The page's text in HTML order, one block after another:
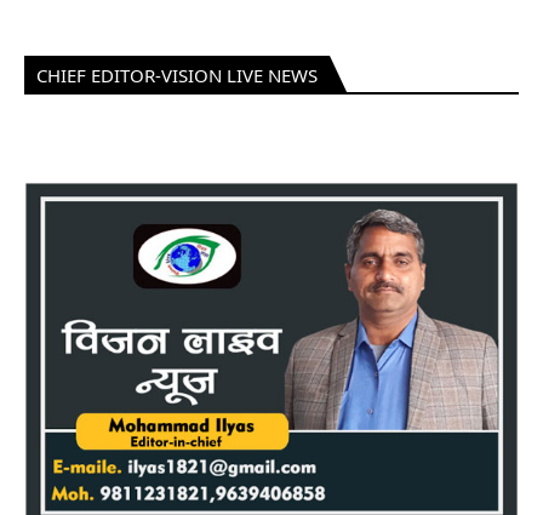
CHIEF EDITOR-VISION LIVE NEWS